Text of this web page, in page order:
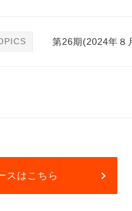
第26期(2024年８
スはこちら